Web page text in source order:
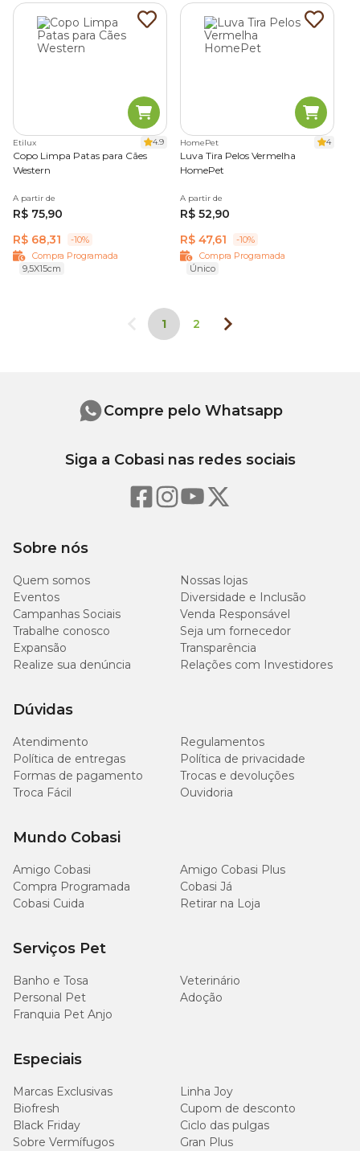
Etilux 4.9
Copo Limpa Patas para Cães
Western
A partir de
R$ 75,90
R$ 68,31
-10%
Compra Programada
9,5X15cm
HomePet 4
Luva Tira Pelos Vermelha
HomePet
A partir de
R$ 52,90
R$ 47,61
-10%
Compra Programada
Único
1 2
Sobre nós
Quem somos
Nossas lojas
Eventos
Diversidade e Inclusão
Campanhas Sociais
Venda Responsável
Trabalhe conosco
Seja um fornecedor
Expansão
Transparência
Realize sua denúncia
Relações com Investidores
Dúvidas
Atendimento
Regulamentos
Política de entregas
Política de privacidade
Formas de pagamento
Trocas e devoluções
Troca Fácil
Ouvidoria
Mundo Cobasi
Amigo Cobasi
Amigo Cobasi Plus
Compra Programada
Cobasi Já
Cobasi Cuida
Retirar na Loja
Serviços Pet
Banho e Tosa
Veterinário
Personal Pet
Adoção
Franquia Pet Anjo
Especiais
Marcas Exclusivas
Linha Joy
Biofresh
Cupom de desconto
Black Friday
Ciclo das pulgas
Sobre Vermífugos
Gran Plus
Compre pelo Whatsapp
Siga a Cobasi nas redes sociais